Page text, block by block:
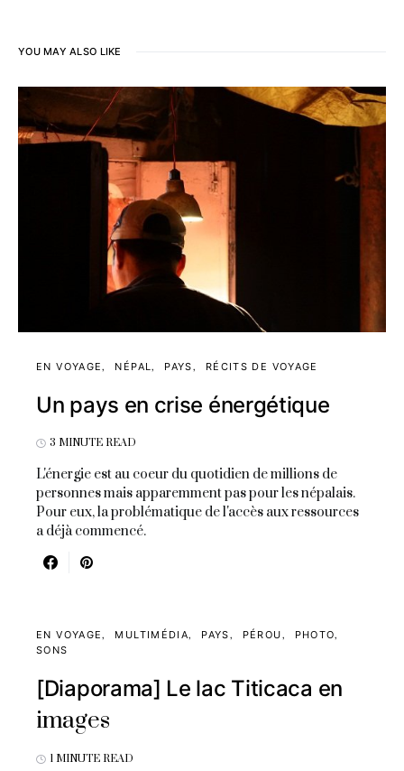
YOU MAY ALSO LIKE
EN VOYAGE NÉPAL PAYS RÉCITS DE VOYAGE
Un pays en crise énergétique
3 MINUTE READ
L'énergie est au coeur du quotidien de millions de
personnes mais apparemment pas pour les népalais.
Pour eux, la problématique de l'accès aux ressources
a déjà commencé.
EN VOYAGE MULTIMÉDIA PAYS PÉROU
PHOTO
SONS
[Diaporama] Le lac Titicaca en
images
1 MINUTE READ